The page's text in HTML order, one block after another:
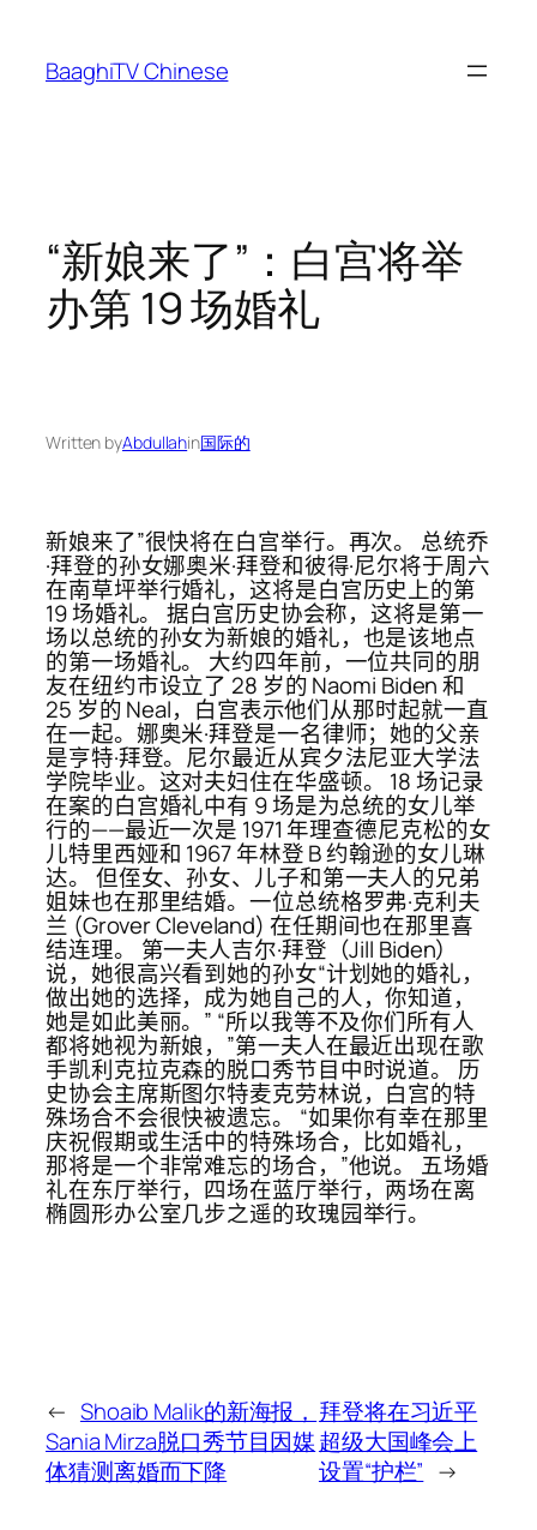
content
BaaghiTV Chinese
“新娘来了”：白宫将举
办第 19 场婚礼
Written byAbdullahin国际的
新娘来了”很快将在白宫举行。再次。 总统乔
·拜登的孙女娜奥米·拜登和彼得·尼尔将于周六
在南草坪举行婚礼，这将是白宫历史上的第
19 场婚礼。 据白宫历史协会称，这将是第一
场以总统的孙女为新娘的婚礼，也是该地点
的第一场婚礼。 大约四年前，一位共同的朋
友在纽约市设立了 28 岁的 Naomi Biden 和
25 岁的 Neal，白宫表示他们从那时起就一直
在一起。娜奥米·拜登是一名律师；她的父亲
是亨特·拜登。尼尔最近从宾夕法尼亚大学法
学院毕业。这对夫妇住在华盛顿。 18 场记录
在案的白宫婚礼中有 9 场是为总统的女儿举
行的——最近一次是 1971 年理查德尼克松的女
儿特里西娅和 1967 年林登 B 约翰逊的女儿琳
达。 但侄女、孙女、儿子和第一夫人的兄弟
姐妹也在那里结婚。一位总统格罗弗·克利夫
兰 (Grover Cleveland) 在任期间也在那里喜
结连理。 第一夫人吉尔·拜登（Jill Biden）
说，她很高兴看到她的孙女“计划她的婚礼，
做出她的选择，成为她自己的人，你知道，
她是如此美丽。” “所以我等不及你们所有人
都将她视为新娘，”第一夫人在最近出现在歌
手凯利克拉克森的脱口秀节目中时说道。 历
史协会主席斯图尔特麦克劳林说，白宫的特
殊场合不会很快被遗忘。 “如果你有幸在那里
庆祝假期或生活中的特殊场合，比如婚礼，
那将是一个非常难忘的场合，”他说。 五场婚
礼在东厅举行，四场在蓝厅举行，两场在离
椭圆形办公室几步之遥的玫瑰园举行。
← Shoaib Malik的新海报，
Sania Mirza脱口秀节目因媒
体猜测离婚而下降
拜登将在习近平
超级大国峰会上
设置“护栏” →